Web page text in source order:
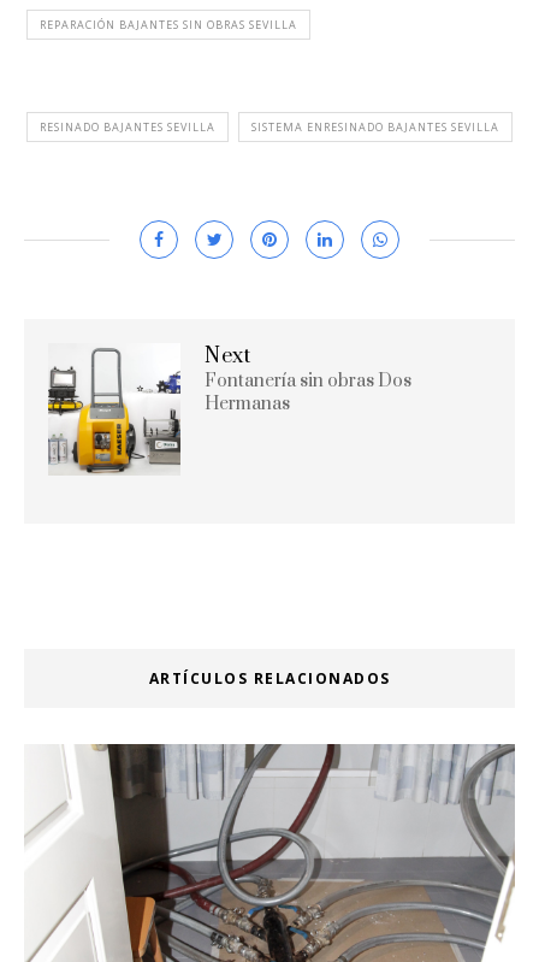
REPARACIÓN BAJANTES SIN OBRAS SEVILLA
RESINADO BAJANTES SEVILLA SISTEMA ENRESINADO BAJANTES SEVILLA
Next
Fontanería sin obras Dos
Hermanas
ARTÍCULOS RELACIONADOS